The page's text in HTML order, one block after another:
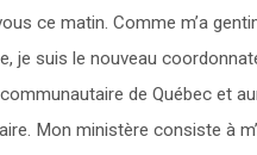
ce matin. Comme m’a
je suis le nouveau
de Québec et
Mon ministère consiste à